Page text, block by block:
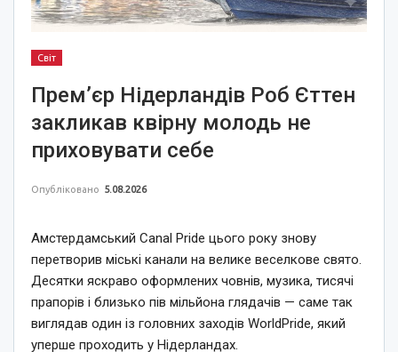
Світ
Прем’єр Нідерландів Роб Єттен
закликав квірну молодь не
приховувати себе
Опубліковано 5.08.2026
Амстердамський Canal Pride цього року знову
перетворив міські канали на велике веселкове свято.
Десятки яскраво оформлених човнів, музика, тисячі
прапорів і близько пів мільйона глядачів — саме так
виглядав один із головних заходів WorldPride, який
уперше проходить у Нідерландах.